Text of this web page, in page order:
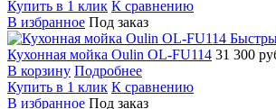
Купить в 1 клик К сравнению
В избранное Под заказ
Кухонная мойка Oulin OL-FU114 31 300
В корзину Подробнее
Купить в 1 клик К сравнению
В избранное Под заказ